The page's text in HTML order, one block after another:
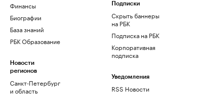
Финансы
Биографии
База знаний
РБК Образование
Новости
регионов
Санкт-Петербург
и область
Подписки
Скрыть баннеры
на РБК
Подписка на РБК
Корпоративная
подписка
Уведомления
RSS Новости